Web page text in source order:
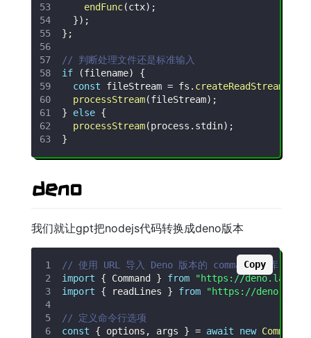
endFunc(ctx) ;
}) ;
} ;
// 判断处理文件还是标准输入
if
(filename)
{
const fileStream = fs . createReadStream
processStream(fileStream) ;
}
else {
processStream(process . stdin) ;
}
deno
我们就让gpt把nodejs代码转换成deno版本
// 使用 URL 导入 Deno 版本的 commander 库
import
{ Command } from
"https://deno.land/x/
import
{ readLines } from "https://deno.land/
// 定义命令行选项
const
{ options , args } = await new Command
Copy